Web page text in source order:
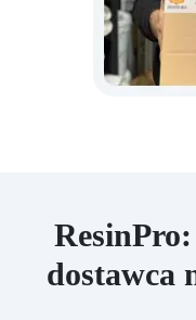
dostawca